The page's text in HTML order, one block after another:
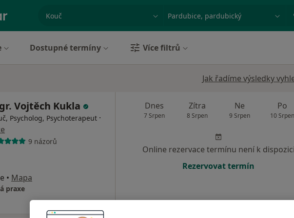
specializace, nemoc nebo příjmení
Dostupné termíny Více filtrů
Jak řadíme výsledky
Vojtěch Kukla
Psycholog, Psychoterapeut ·
9 názorů
• Mapa
praxe
Dnes
7 Srpen
Zítra
8 Srpen
Ne
9 Srpen
Po
10
Online rezervace termínu není k
Rezervovat termín